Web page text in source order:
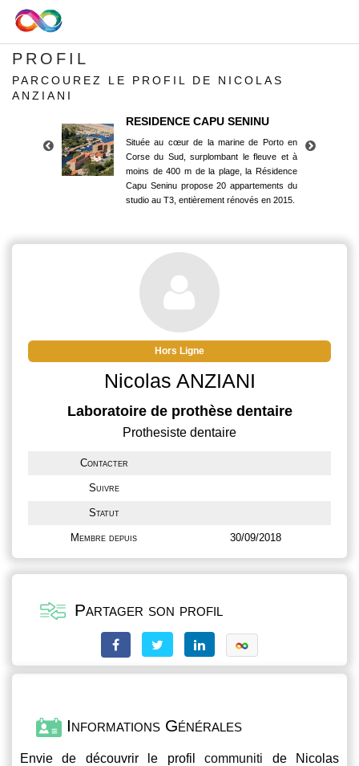
PROFIL
PARCOUREZ LE PROFIL DE NICOLAS
ANZIANI
RESIDENCE CAPU SENINU
Située au cœur de la marine de Porto en
Corse du Sud, surplombant le fleuve et à
moins de 400 m de la plage, la Résidence
Capu Seninu propose 20 appartements du
studio au T3, entièrement rénovés en 2015.
Corse du Sud, surplombant le fleuve et à
moins de 400 m de la plage, la Résidence
Capu Seninu propose 20 appartements du
studio au T3, entièrement rénovés en 2015.
Hors Ligne
Nicolas ANZIANI
Laboratoire de prothèse dentaire
Prothesiste dentaire
Contacter
Suivre
Statut
Membre depuis 30/09/2018
Partager son profil
Informations Générales
Envie de découvrir le profilcommuniti de Nicolas